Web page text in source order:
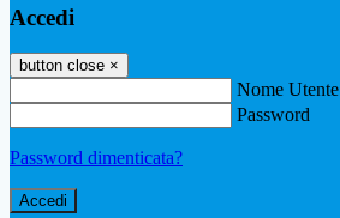
Accedi
button close ×
Nome Utente
Password
Password dimenticata?